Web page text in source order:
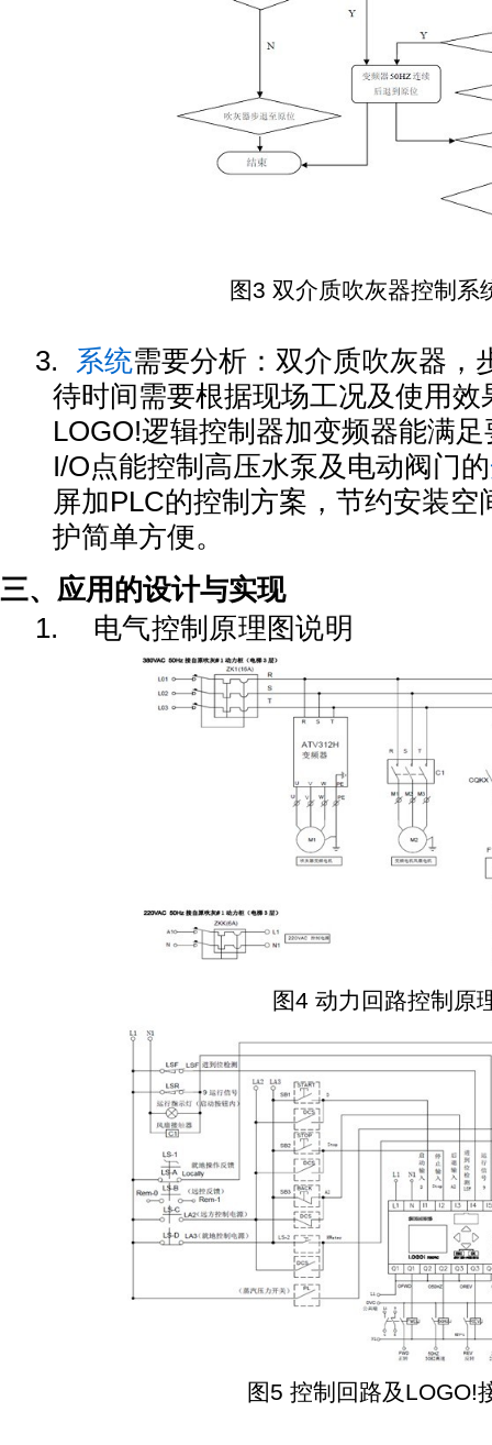
图3 双介质吹灰器控制 系
3. 系统需要分析：双介质吹灰器，
待时间需要根据现场工况及使用效
LOGO!逻辑控制器加变频器能满
I/O点能控制高压水泵及电动阀门的
屏加PLC的控制方案，节约安装
护简单方便。
三、应用的设计与实现
1.
电气控制原理图说明
图4 动力回路控制原
图5 控制回路及LOGO!